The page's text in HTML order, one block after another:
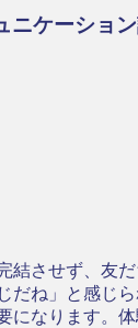
ニケーショ
させず、友
だね」と感じ
になります。